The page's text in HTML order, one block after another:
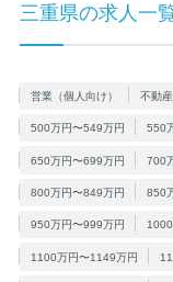
三重県の求人一
営業（個人向け） 不動産
500万円〜549万円 550
650万円〜699万円 700
800万円〜849万円 850
950万円〜999万円
1100万円〜1149万円